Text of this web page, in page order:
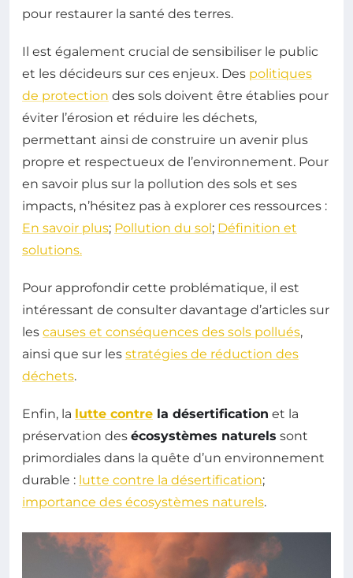
pour restaurer la santé des terres.
Il est également crucial de sensibiliser le public
et les décideurs sur ces enjeux. Des politiques
de protection des sols doivent être établies pour
éviter l’érosion et réduire les déchets,
permettant ainsi de construire un avenir plus
propre et respectueux de l’environnement. Pour
en savoir plus sur la pollution des sols et ses
impacts, n’hésitez pas à explorer ces ressources :
En savoir plus; Pollution du sol; Définition et
solutions.
Pour approfondir cette problématique, il est
intéressant de consulter davantage d’articles sur
les causes et conséquences des sols pollués,
ainsi que sur les stratégies de réduction des
déchets.
Enfin, la lutte contre la désertification et la
préservation des écosystèmes naturels sont
primordiales dans la quête d’un environnement
durable : lutte contre la désertification;
importance des écosystèmes naturels.